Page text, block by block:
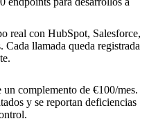
real con HubSpot, Salesforce,
Cada llamada queda registrada
complemento de €100/mes.
y se reportan deficiencias